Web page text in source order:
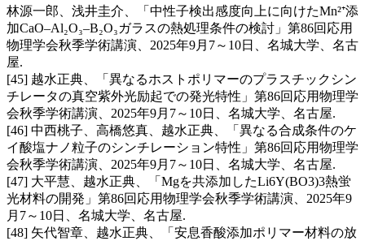
林源一郎、浅井圭介、「中性子検出感度向上に向けたMn²⁺添
加CaO–Al₂O₃–B₂O₃ガラスの熱処理条件の検討」第86回応用
物理学会秋季学術講演、2025年9月7～10日、名城大学、名古
屋.
[45] 越水正典、「異なるホストポリマーのプラスチックシン
チレータの真空紫外光励起での発光特性」第86回応用物理学
会秋季学術講演、2025年9月7～10日、名城大学、名古屋.
[46] 中西桃子、高橋悠真、越水正典、「異なる合成条件のケ
イ酸塩ナノ粒子のシンチレーション特性」第86回応用物理学
会秋季学術講演、2025年9月7～10日、名城大学、名古屋.
[47] 大平慧、越水正典、「Mgを共添加したLi6Y(BO3)3熱蛍
光材料の開発」第86回応用物理学会秋季学術講演、2025年9
月7～10日、名城大学、名古屋.
[48] 矢代智章、越水正典、「安息香酸添加ポリマー材料の放